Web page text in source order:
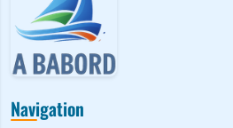
Navigation